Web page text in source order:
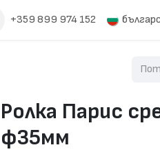
+359 899 974 152
Ролка Парис
ф35мм